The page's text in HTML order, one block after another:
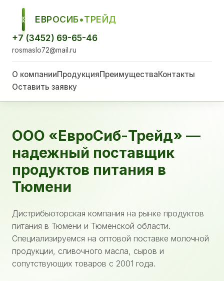
ЕСТ
ЕВРОСИБ•ТРЕЙД
+7 (3452) 69-65-46
rosmaslo72@mail.ru
О компанииПродукцияПреимуществаКонтакты
Оставить заявку
ООО «ЕвроСиб-Трейд» —
надежный поставщик
продуктов питания в
Тюмени
Дистрибьюторская компания на рынке продуктов
питания в Тюмени и Тюменской области.
Специализируемся на оптовой поставке молочной
продукции, сливочного масла, сыров и
сопутствующих товаров с 2001 года.